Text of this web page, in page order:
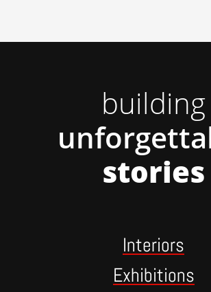
building
stories
Interiors
Exhibitions